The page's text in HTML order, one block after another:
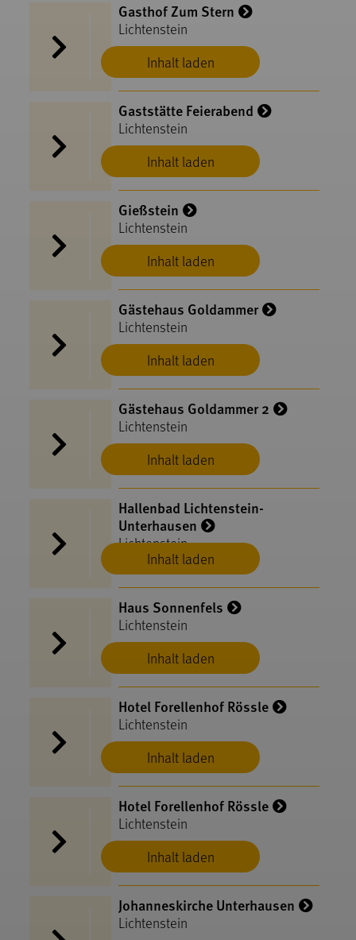
Inhalt laden
Gasthof Zum Stern
Lichtenstein
Inhalt laden
Gaststätte Feierabend
Lichtenstein
Inhalt laden
Gießstein
Lichtenstein
Inhalt laden
Gästehaus Goldammer
Lichtenstein
Inhalt laden
Gästehaus Goldammer 2
Lichtenstein
Inhalt laden
Hallenbad Lichtenstein-
Unterhausen
Lichtenstein
Inhalt laden
Haus Sonnenfels
Lichtenstein
Inhalt laden
Hotel Forellenhof Rössle
Lichtenstein
Inhalt laden
Hotel Forellenhof Rössle
Lichtenstein
Johanneskirche Unterhausen
Lichtenstein